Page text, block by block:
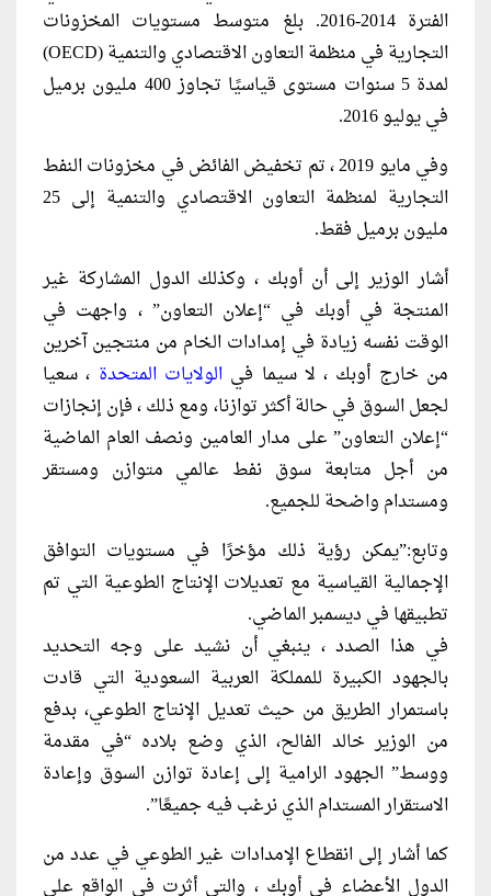
الفترة 2014-2016. بلغ متوسط ​​مستويات المخزونات
التجارية في منظمة التعاون الاقتصادي والتنمية (OECD)
لمدة 5 سنوات مستوى قياسيًا تجاوز 400 مليون برميل
في يوليو 2016.
وفي مايو 2019 ، تم تخفيض الفائض في مخزونات النفط
التجارية لمنظمة التعاون الاقتصادي والتنمية إلى 25
مليون برميل فقط.
أشار الوزير إلى أن أوبك ، وكذلك الدول المشاركة غير
المنتجة في أوبك في “إعلان التعاون” ، واجهت في
الوقت نفسه زيادة في إمدادات الخام من منتجين آخرين
من خارج أوبك ، لا سيما فيالولايات المتحدة ، سعيا
لجعل السوق في حالة أكثر توازنا، ومع ذلك ، فإن إنجازات
“إعلان التعاون” على مدار العامين ونصف العام الماضية
من أجل متابعة سوق نفط عالمي متوازن ومستقر
ومستدام واضحة للجميع.
وتابع:”يمكن رؤية ذلك مؤخرًا في مستويات التوافق
الإجمالية القياسية مع تعديلات الإنتاج الطوعية التي تم
تطبيقها في ديسمبر الماضي.
في هذا الصدد ، ينبغي أن نشيد على وجه التحديد
بالجهود الكبيرة للمملكة العربية السعودية التي قادت
باستمرار الطريق من حيث تعديل الإنتاج الطوعي، بدفع
من الوزير خالد الفالح، الذي وضع بلاده “في مقدمة
ووسط” الجهود الرامية إلى إعادة توازن السوق وإعادة
الاستقرار المستدام الذي نرغب فيه جميعًا”.
كما أشار إلى انقطاع الإمدادات غير الطوعي في عدد من
الدول الأعضاء في أوبك ، والتي أثرت في الواقع على